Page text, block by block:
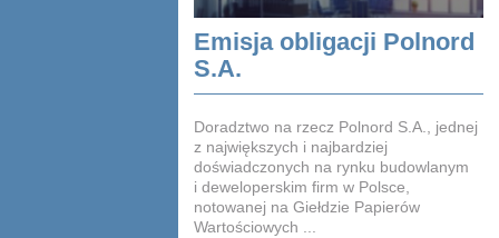
Emisja obligacji Polnord
S.A.
Doradztwo na rzecz Polnord S.A., jednej
z największych i najbardziej
doświadczonych na rynku budowlanym
i deweloperskim firm w Polsce,
notowanej na Giełdzie Papierów
Wartościowych ...